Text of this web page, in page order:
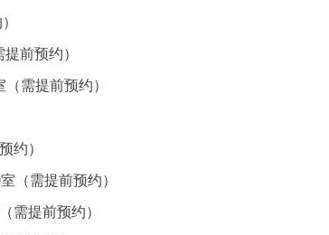
前预约）
需提前预约）
约）
（需提前预约）
需提前预约）